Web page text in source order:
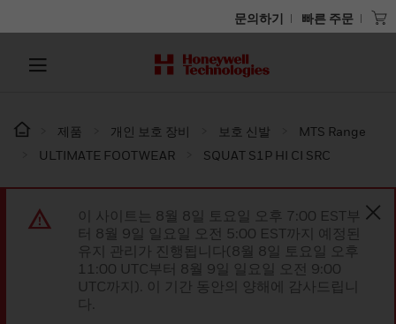
문의하기 빠른 주문
제품 개인 보호 장비 보호 신발
MTS Range
ULTIMATE FOOTWEAR
SQUAT S1P HI CI SRC​
이 사이트는 8월 8일 토요일 오후 7:00 EST부
터 8월 9일 일요일 오전 5:00 EST까지 예정된
유지 관리가 진행됩니다(8월 8일 토요일 오후
11:00 UTC부터 8월 9일 일요일 오전 9:00
UTC까지). 이 기간 동안의 양해에 감사드립니
다.